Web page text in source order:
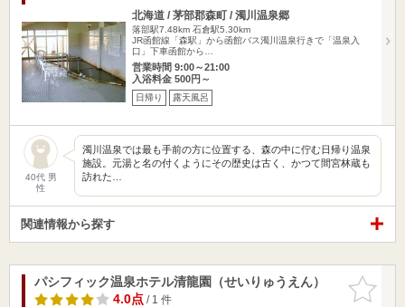
北海道 / 茅部郡森町 / 濁川温泉郷
落部駅7.48km 石倉駅5.30km
JR函館線「森駅」から函館バス濁川温泉行きで「温泉入
口」下車函館から…
営業時間 9:00～21:00
入浴料金 500円～
日帰り 露天風呂
40代 男
性
濁川温泉では最も手前の方に位置する、森の中に佇む日帰り温泉
施設。元湯と名の付くようにその歴史は古く、かつて間宮林蔵も
訪れた…
関連情報から探す
お気に入
りに追加
パシフィック温泉ホテル清龍園（せいりゅうえん）
4.0点/ 1 件